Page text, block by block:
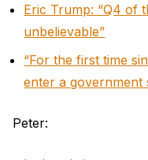
Eric Trump: “Q4 of
unbelievable”
“For the first time
enter a government
Peter: